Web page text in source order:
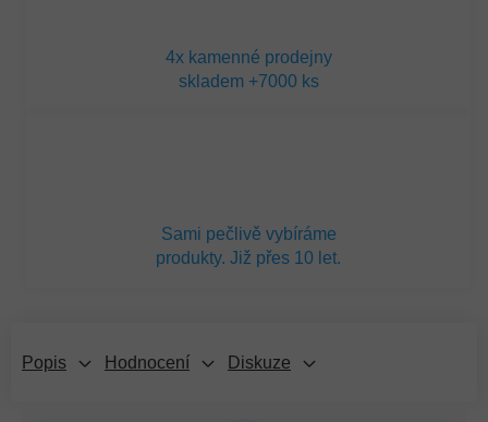
4x kamenné prodejny
skladem +7000 ks
Sami pečlivě vybíráme
produkty. Již přes 10 let.
Popis Hodnocení Diskuze